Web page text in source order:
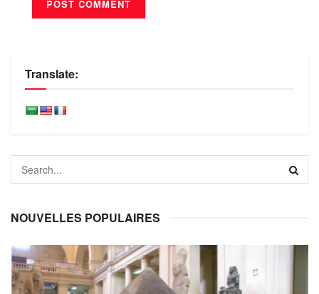
Translate:
NOUVELLES POPULAIRES